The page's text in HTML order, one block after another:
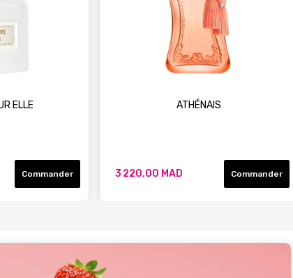
ELLE
Commander
ATHÉNAIS
3 220,00 MAD Commander